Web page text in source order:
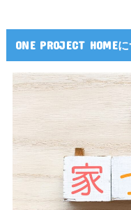
ONE PROJECT HOME